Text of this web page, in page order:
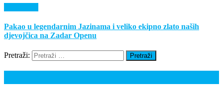
Pakao u legendarnim Jazinama i veliko ekipno zlato naših
djevojčica na Zadar Openu
Pretraži: